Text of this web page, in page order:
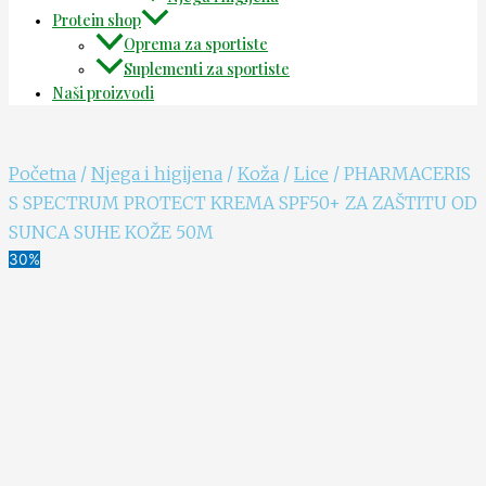
Protein shop
Oprema za sportiste
Suplementi za sportiste
Naši proizvodi
Početna / Njega i higijena / Koža / Lice / PHARMACERIS
S SPECTRUM PROTECT KREMA SPF50+ ZA ZAŠTITU OD
SUNCA SUHE KOŽE 50M
30%